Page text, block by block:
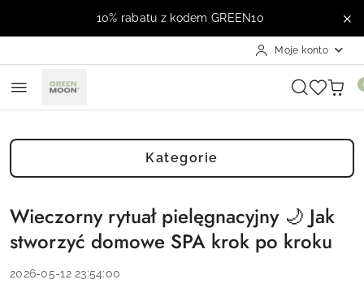
Przejdź do treści głównej
Przejdź do wyszukiwarki
Przejdź do moje konto
Przejdź do menu głównego
Przejdź do stopki10% rabatu z kodem GREEN10
Moje konto
Kategorie
Wieczorny rytuał pielęgnacyjny 🌙 Jak
stworzyć domowe SPA krok po kroku
2026-05-12 23:54:00